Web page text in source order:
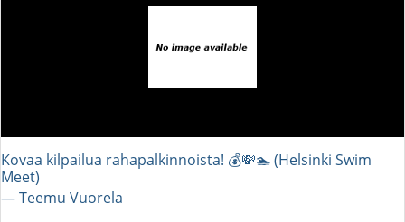
Kovaa kilpailua rahapalkinnoista! 💰💸🏊 (Helsinki Swim
Meet)
― Teemu Vuorela